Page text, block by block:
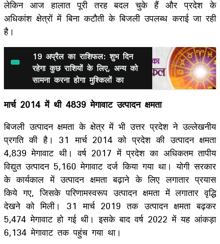
लेकिन आज हालात पूरी तरह बदल चुके हैं और प्रदेश के
अधिकांश क्षेत्रों में बिना कटौती के बिजली उपलब्ध कराई जा रही
है।
19 अप्रैल का राशिफल: शुभ दिन
रहेगा कुछ राशियों के लिए, अन्य को
सामना करना होगा मुश्किलों का
मार्च 2014 में थी 4839 मेगावाट उत्पादन क्षमता
बिजली उत्पादन क्षमता के क्षेत्र में भी उत्तर प्रदेश ने उल्लेखनीय
प्रगति की है। 31 मार्च 2014 को प्रदेश की उत्पादन क्षमता
4,839 मेगावाट थी। वर्ष 2017 में प्रदेश का अधिकतम तापीय
विद्युत उत्पादन 5,160 मेगावाट दर्ज किया गया था। योगी सरकार
के कार्यकाल में उत्पादन क्षमता बढ़ाने के लिए लगातार प्रयास
किये गए, जिसके परिणामस्वरूप उत्पादन क्षमता में लगातार वृद्धि
देखने को मिली। 31 मार्च 2019 तक उत्पादन क्षमता बढ़कर
5,474 मेगावाट हो गई थी। इसके बाद वर्ष 2022 में यह आंकड़ा
6,134 मेगावाट तक पहुंच गया था।